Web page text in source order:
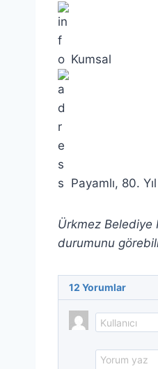
Kumsal
Payamlı, 80.
Ürkmez Belediye
durumunu
12 Yorumlar